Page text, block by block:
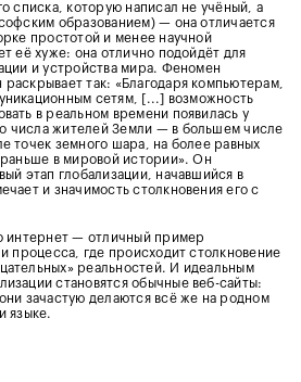
списка, которую написал не учёный, а
образованием) — она отличается
простотой и менее научной
её хуже: она отлично подойдёт для
и устройства мира. Феномен
так: «Благодаря компьютерам,
сетям, [...] возможность
в реальном времени появилась у
числа жителей Земли — в большем числе
точек земного шара, на более равных
в мировой истории». Он
этап глобализации, начавшийся в
и значимость столкновения его с
интернет — отличный пример
и процесса, где происходит столкновение
реальностей. И идеальным
становятся обычные веб-сайты:
зачастую делаются всё же на родном
языке.